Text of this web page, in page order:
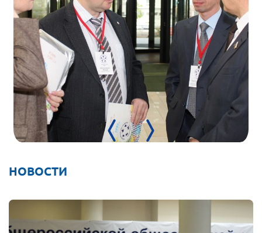
Методическая литература для НКО
Публичные отчеты
Исследования, аналитика, мнения
Всероссийская онлайн конференция
"Рассеянный склероз. XX лет работы
ОООИБРС" (25-29.08.2020)
Всероссийская конференция-тренинг
"Рассеянный склероз: новые реалии" (26-
29.05.2022)
Архангельская область
НОВОСТИ